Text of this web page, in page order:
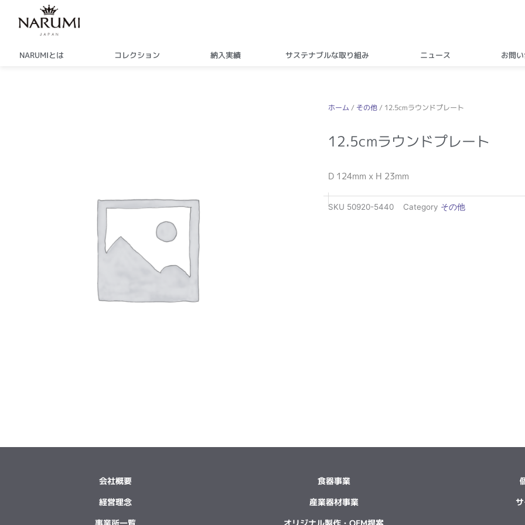
NARUMIとは コレクション 納入実績 サステナブルな取り組み ニュース お問
ホーム / その他 / 12.5cmラウンドプレート
12.5cmラウンドプレート
D 124mm x H 23mm
SKU 50920-5440 Category その他
会社概要
経営理念
事業所一覧
食器事業
産業器材事業
オリジナル製作・OEM提案